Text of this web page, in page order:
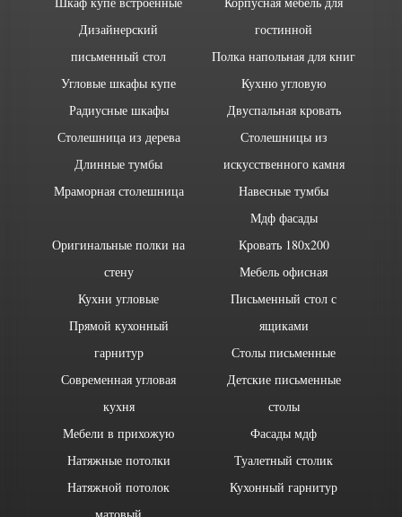
Дизайнерский
письменный стол
Угловые шкафы купе
Радиусные шкафы
Столешница из дерева
Длинные тумбы
Мраморная столешница
гостинной
Полка напольная для книг
Кухню угловую
Двуспальная кровать
Столешницы из
искусственного камня
Навесные тумбы
Мдф фасады
Оригинальные полки на
стену
Кухни угловые
Прямой кухонный
гарнитур
Современная угловая
кухня
Мебели в прихожую
Натяжные потолки
Натяжной потолок
Кровать 180х200
Мебель офисная
Письменный стол с
ящиками
Столы письменные
Детские письменные
столы
Фасады мдф
Туалетный столик
Кухонный гарнитур